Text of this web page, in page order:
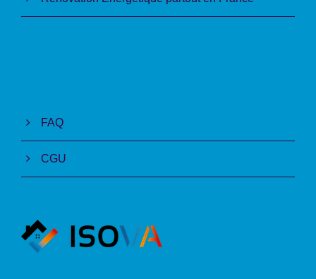
FAQ
CGU